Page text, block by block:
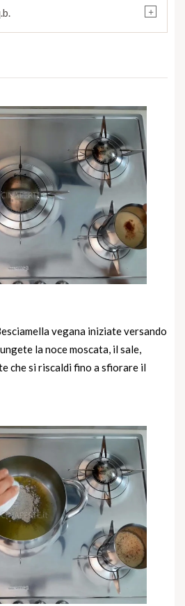
+
vegana iniziate versando
la noce moscata, il sale,
che si riscaldi fino a sfiorare il